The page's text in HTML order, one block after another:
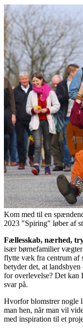
Kom med til en
2023 "Spiring" løber af
Fællesskab, nærhed,
især børnefamilier vægter
flytte væk fra centrum af
betyder det, at
for overlevelse? Det kan
svar på.
Hvorfor blomstrer nogle
man hen, når man vil
med inspiration til et